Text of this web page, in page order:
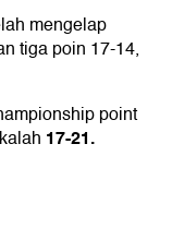
mengelap
tiga poin 17-14,
point
17-21.